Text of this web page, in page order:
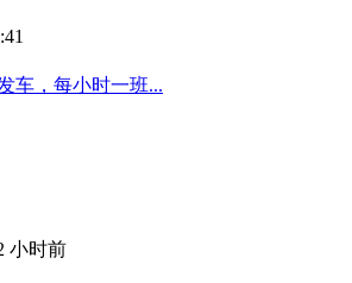
车，每小时一班...
小时前